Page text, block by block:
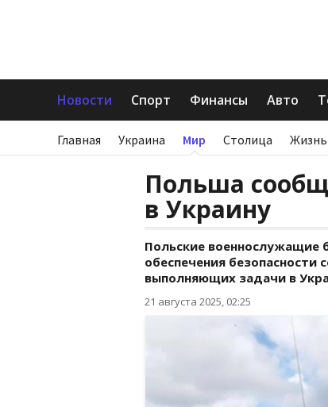
Новости Спорт Финансы Авто
Главная Украина Мир Столица Жизнь
Польша
в Украину
Польские военнослужащие
обеспечения безопасности
выполняющих задачи в
21 августа 2025, 02:25